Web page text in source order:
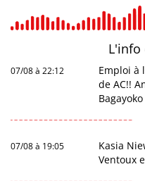
L'info
07/08 à 22:12
Emploi à
de AC!!
Bagayoko
07/08 à 19:05
Kasia
Ventoux